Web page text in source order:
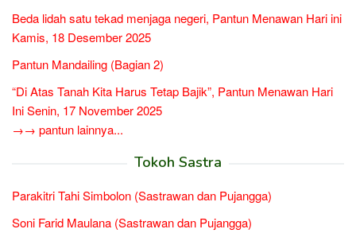
Beda lidah satu tekad menjaga negeri, Pantun Menawan Hari ini
Kamis, 18 Desember 2025
Pantun Mandailing (Bagian 2)
“Di Atas Tanah Kita Harus Tetap Bajik”, Pantun Menawan Hari
Ini Senin, 17 November 2025
→→ pantun lainnya...
Tokoh Sastra
Parakitri Tahi Simbolon (Sastrawan dan Pujangga)
Soni Farid Maulana (Sastrawan dan Pujangga)